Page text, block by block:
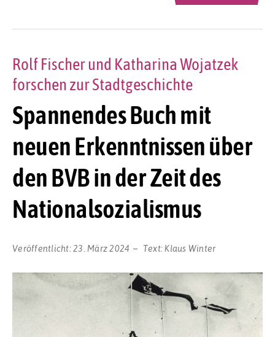
Spannendes Buch mit
neuen Erkenntnissen über
den BVB in der Zeit des
Nationalsozialismus
Rolf Fischer und Katharina Wojatzek
forschen zur Stadtgeschichte
Veröffentlicht:23. März 2024 Text:Klaus Winter